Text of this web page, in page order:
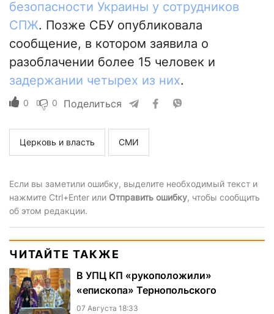
безопасности Украины у сотрудников
СПЖ. Позже СБУ опубликовала
сообщение, в котором заявила о
разоблачении более 15 человек и
задержании четырех из них.
0 0 Поделиться
Церковь и власть СМИ
Если вы заметили ошибку, выделите необходимый текст и
нажмите Ctrl+Enter или Отправить ошибку, чтобы сообщить
об этом редакции.
ЧИТАЙТЕ ТАКЖЕ
В УПЦ КП «рукоположили»
«епископа» Тернопольского
07 Августа 18:33